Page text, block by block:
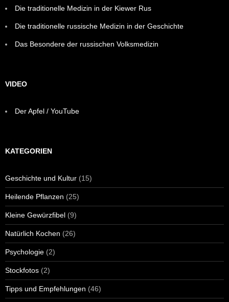
Die traditionelle Medizin in der Kiewer Rus
Die traditionelle russische Medizin in der Geschichte
Das Besondere der russischen Volksmedizin
VIDEO
Der Apfel / YouTube
KATEGORIEN
Geschichte und Kultur (15)
Heilende Pflanzen (25)
Kleine Gewürzfibel (9)
Natürlich Kochen (26)
Psychologie (2)
Stockfotos (2)
Tipps und Empfehlungen (46)